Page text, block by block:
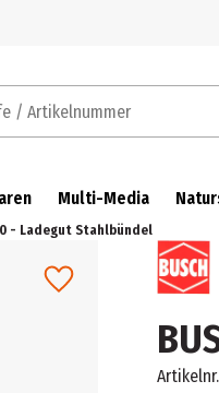
Multi-Media
- Ladegut Stahlbündel
Artikelnr.